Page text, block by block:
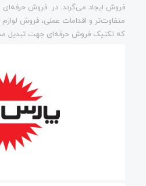
فروش ایجاد می‌گردد. در فروش
متفاوت‌تر و اقدامات عملی، فروش
که تکنیک فروش حرفه‌ای جهت تبدیل